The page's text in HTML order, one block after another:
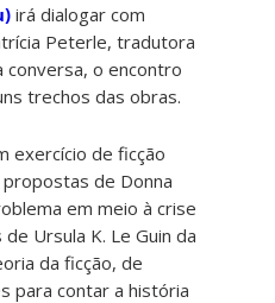
irá dialogar com
Peterle, tradutora
conversa, o encontro
trechos das obras.
exercício de ficção
de Donna
em meio à crise
Ursula K. Le Guin da
da ficção, de
para contar a história